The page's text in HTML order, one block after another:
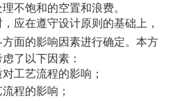
不饱和的空置和浪费。
应在遵守设计原则的基础上，
面的影响因素进行确定。本方
了以下因素：
工艺流程的影响；
程的影响；